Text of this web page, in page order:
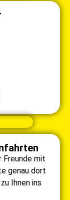
Freunde mit
genau dort
Ihnen ins